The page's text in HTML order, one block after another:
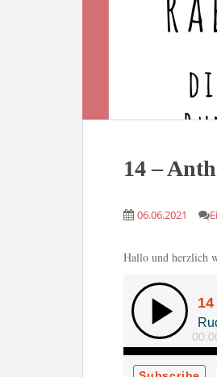
14 –
06.06.2021
Hallo und herzlich